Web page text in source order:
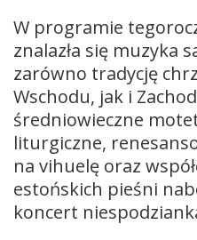
W programie
znalazła się muzyka
zarówno tradycję
Wschodu, jak i
średniowieczne
liturgiczne,
na vihuelę oraz
estońskich pieśni
koncert